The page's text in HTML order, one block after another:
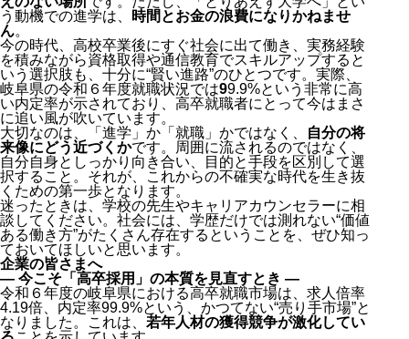
う動機での進学は、
時間とお金の浪費になりかねませ
ん。
今の時代、高校卒業後にすぐ社会に出て働き、実務経験
を積みながら資格取得や通信教育でスキルアップすると
いう選択肢も、十分に“賢い進路”のひとつです。実際、
岐阜県の令和６年度就職状況では99.9%という非常に高
い内定率が示されており、高卒就職者にとって今はまさ
に追い風が吹いています。
大切なのは、「進学」か「就職」かではなく、
自分の将
来像にどう近づくかです。周囲に流されるのではなく、
自分自身としっかり向き合い、目的と手段を区別して選
択すること。それが、これからの不確実な時代を生き抜
くための第一歩となります。
迷ったときは、学校の先生やキャリアカウンセラーに相
談してください。社会には、学歴だけでは測れない“価値
ある働き方”がたくさん存在するということを、ぜひ知っ
ておいてほしいと思います。
企業の皆さまへ
― 今こそ「高卒採用」の本質を見直すとき ―
令和６年度の岐阜県における高卒就職市場は、求人倍率
4.19倍、内定率99.9%という、かつてない“売り手市場”と
なりました。これは、 若年人材の獲得競争が激化してい
求人倍率は過去最高水準！「完全な売り手市場」に
注目すべき産業別トレンド ― 宿泊・飲食が大復活！
職業別では“技能系”に集中。人手不足が深刻
中小企業が採用活動を活発化、大企業は一服感
県内就職率は２年連続で減少
高校生・保護者へのメッセージ
企業の皆さまへ
人材不足の時代、最大の差は“育てる力”に
高校生にとって今は“最高の就職チャンス”